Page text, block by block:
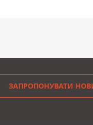
ЗАПРОПОНУВАТИ